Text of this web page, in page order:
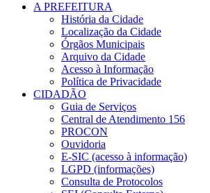
A PREFEITURA
História da Cidade
Localização da Cidade
Órgãos Municipais
Arquivo da Cidade
Acesso à Informação
Política de Privacidade
CIDADÃO
Guia de Serviços
Central de Atendimento 156
PROCON
Ouvidoria
E-SIC (acesso à informação)
LGPD (informações)
Consulta de Protocolos